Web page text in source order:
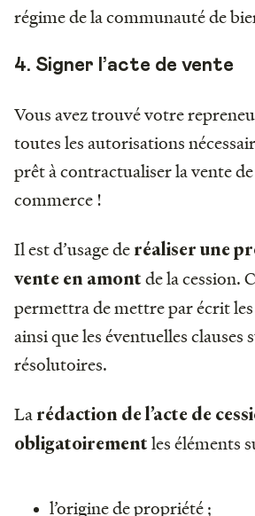
régime de la communauté de
4. Signer l’acte de vente
Vous avez trouvé votre
toutes les autorisations
prêt à contractualiser la vente
commerce !
Il est d’usage de réaliser une
vente en amont de la cession.
permettra de mettre par écrit
ainsi que les éventuelles clauses
résolutoires.
La rédaction de l’acte de
obligatoirement les éléments
l’origine de propriété ;